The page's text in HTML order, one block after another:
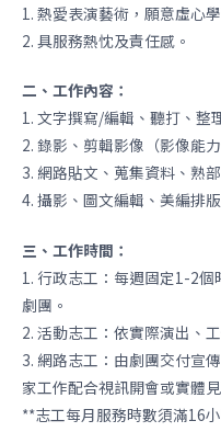
1. 熱愛表演藝術，願意虛心學
2. 具服務熱忱及責任感。
二、工作內容：
1. 文字撰寫/編輯、聽打、整
2. 錄影、剪輯影像（影像能力
3. 網路貼文、蒐集資料、熟
4. 攝影、圖文編輯、美編排版
三、工作時間：
1. 行政志工：每週固定1-2
劇團。
2. 活動志工：依實際演出、
3. 網路志工：由劇團交付宣
家工作配合視訊開會或實體見
**志工每月服務時數須滿16